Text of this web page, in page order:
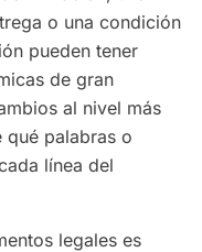
o una condición
pueden tener
de gran
al nivel más
qué palabras o
línea del
legales es